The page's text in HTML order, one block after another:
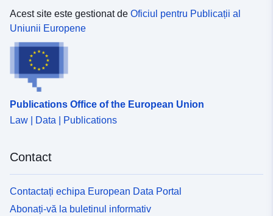
Acest site este gestionat de Oficiul pentru Publicații al
Uniunii Europene
Publications Office of the European Union
Law | Data | Publications
Contact
Contactați echipa European Data Portal
Abonați-vă la buletinul informativ